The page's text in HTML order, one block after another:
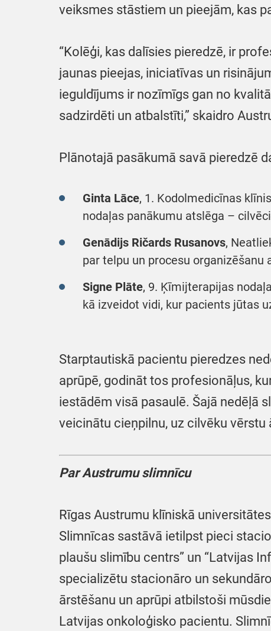
veiksmes stāstiem un pieejām, kas
“Kolēģi, kas dalīsies pieredzē, ir
jaunas pieejas, iniciatīvas un
ieguldījums ir nozīmīgs gan no
sadzirdēti un atbalstīti,” skaidro
Plānotajā pasākumā savā pieredzē
Ginta Lāce, 1. Kodolmedicīnas
nodaļas panākumu atslēga –
Genādijs Ričards Rusanovs,
par telpu un procesu
Signe Plāte, 9. Ķīmijterapijas
kā izveidot vidi, kur pacients jūtas
Starptautiskā pacientu pieredzes
aprūpē, godināt tos profesionāļus,
iestādēm visā pasaulē. Šajā nedēļā
veicinātu cieņpilnu, uz cilvēku vērstu
Par Austrumu slimnīcu
Rīgas Austrumu klīniskā
Slimnīcas sastāvā ietilpst pieci
plaušu slimību centrs” un “Latvijas
specializētu stacionāro un
ārstēšanu un aprūpi atbilstoši
Latvijas onkoloģisko pacientu.